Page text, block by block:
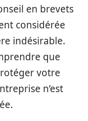
en brevets
considérée
indésirable.
que
votre
n’est